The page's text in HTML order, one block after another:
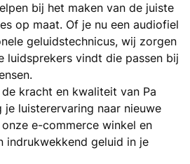
bij het maken van de juiste
op maat. Of je nu een audiofiel
geluidstechnicus, wij zorgen
luidsprekers vindt die passen bij
kracht en kwaliteit van Pa
je luisterervaring naar nieuwe
e-commerce winkel en
indrukwekkend geluid in je